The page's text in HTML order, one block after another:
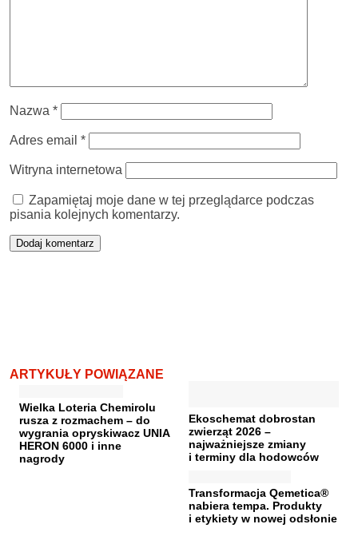
Nazwa *
Adres email *
Witryna internetowa
Zapamiętaj moje dane w tej przeglądarce podczas
pisania kolejnych komentarzy.
ARTYKUŁY POWIĄZANE
Wielka Loteria Chemirolu
rusza z rozmachem – do
wygrania opryskiwacz UNIA
HERON 6000 i inne
nagrody
Ekoschemat dobrostan
zwierząt 2026 –
najważniejsze zmiany
i terminy dla hodowców
Transformacja Qemetica®
nabiera tempa. Produkty
i etykiety w nowej odsłonie